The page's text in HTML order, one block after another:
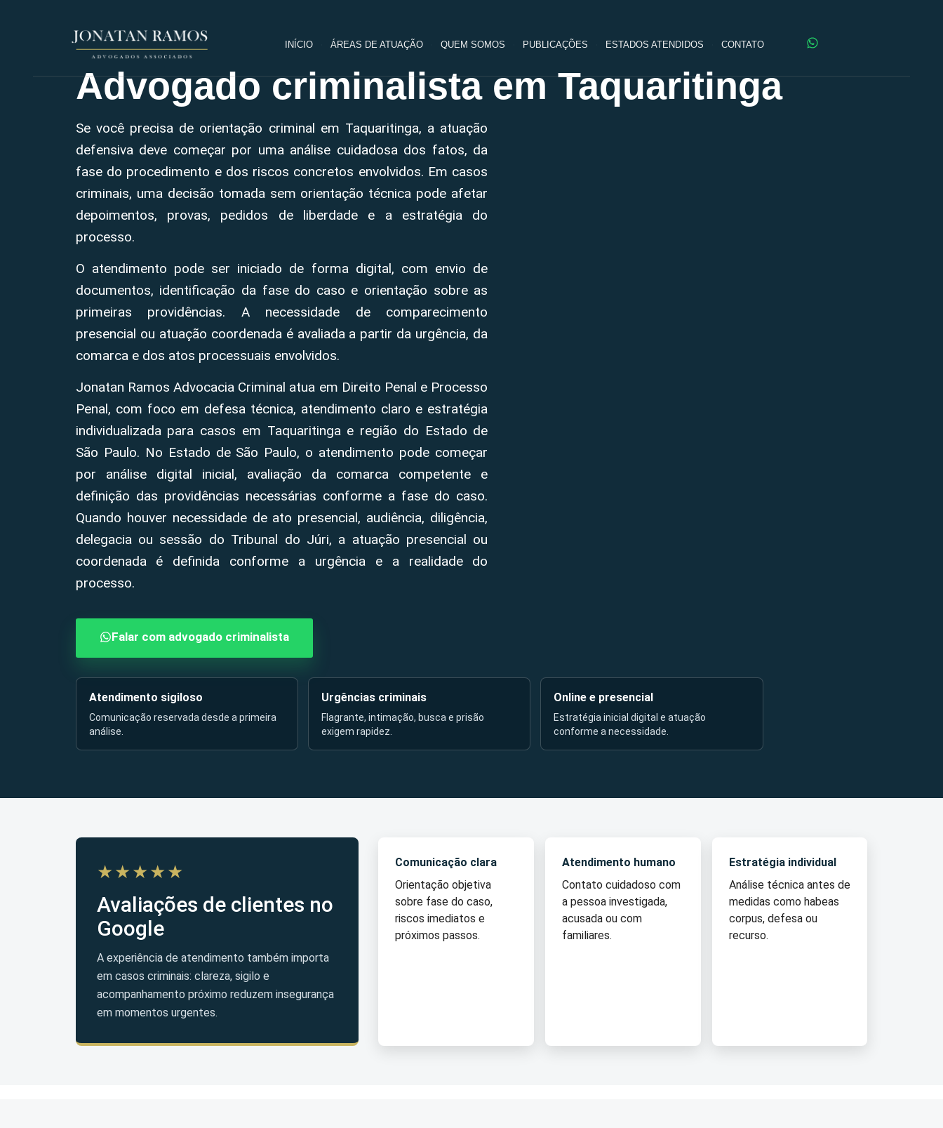
INÍCIO ÁREAS DE ATUAÇÃO QUEM SOMOS PUBLICAÇÕES ESTADOS ATENDIDOS CONTATO
Advogado criminalista em Taquaritinga
Se você precisa de orientação criminal em Taquaritinga, a atuação
defensiva deve começar por uma análise cuidadosa dos fatos, da
fase do procedimento e dos riscos concretos envolvidos. Em casos
criminais, uma decisão tomada sem orientação técnica pode afetar
depoimentos, provas, pedidos de liberdade e a estratégia do
processo.
O atendimento pode ser iniciado de forma digital, com envio de
documentos, identificação da fase do caso e orientação sobre as
primeiras providências. A necessidade de comparecimento
presencial ou atuação coordenada é avaliada a partir da urgência, da
comarca e dos atos processuais envolvidos.
Jonatan Ramos Advocacia Criminal atua em Direito Penal e Processo
Penal, com foco em defesa técnica, atendimento claro e estratégia
individualizada para casos em Taquaritinga e região do Estado de
São Paulo. No Estado de São Paulo, o atendimento pode começar
por análise digital inicial, avaliação da comarca competente e
definição das providências necessárias conforme a fase do caso.
Quando houver necessidade de ato presencial, audiência, diligência,
delegacia ou sessão do Tribunal do Júri, a atuação presencial ou
coordenada é definida conforme a urgência e a realidade do
processo.
Falar com advogado criminalista
Atendimento sigiloso
Comunicação reservada desde a primeira
análise.
Urgências criminais
Flagrante, intimação, busca e prisão
exigem rapidez.
Online e presencial
Estratégia inicial digital e atuação
conforme a necessidade.
★★★★★
Avaliações de clientes no
Google
A experiência de atendimento também importa
em casos criminais: clareza, sigilo e
acompanhamento próximo reduzem insegurança
em momentos urgentes.
Comunicação clara
Orientação objetiva
sobre fase do caso,
riscos imediatos e
próximos passos.
Atendimento humano
Contato cuidadoso com
a pessoa investigada,
acusada ou com
familiares.
Estratégia individual
Análise técnica antes de
medidas como habeas
corpus, defesa ou
recurso.